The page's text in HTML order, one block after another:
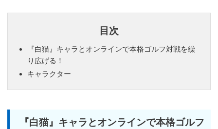
目次
『白猫』キャラとオンラインで本格ゴルフ対戦を繰
り広げる！
キャラクター
『白猫』キャラとオンラインで本格ゴルフ